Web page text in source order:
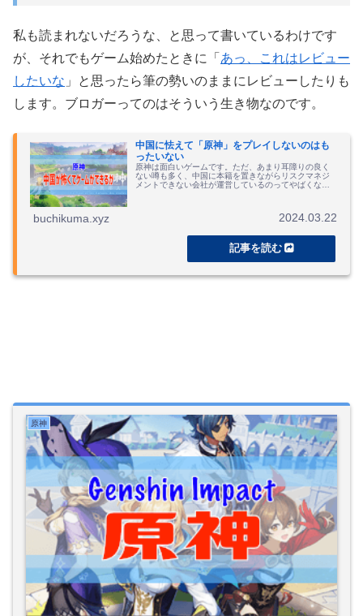
私も読まれないだろうな、と思って書いているわけです
が、それでもゲーム始めたときに「 あっ、これはレビュー
したいな 」と思ったら筆の勢いのままにレビューしたりも
します。ブロガーってのはそういう生き物なのです。
中国に怯えて「原神」をプレイしないのはも
ったいない
原神は面白いゲームです。ただ、あまり耳障りの良く
ない噂も多く、中国に本籍を置きながらリスクマネジ
メントできない会社が運営しているのってやばくな
buchikuma.xyz 2024.03.22
原神